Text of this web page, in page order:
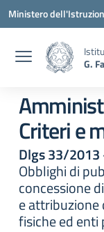
Vai ai contenuti
Vai al menu di
Vai al footer
Ministero
G.
Criteri e
Dlgs 33/2013
Obblighi di
concessione
e attribuzione
fisiche ed